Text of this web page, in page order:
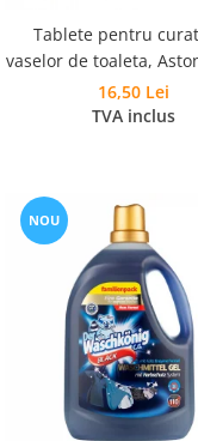
Tablete pentru
vaselor de toaleta,
and Fresh Pink Peony
buc
16,50 Lei
TVA inclus
NOU